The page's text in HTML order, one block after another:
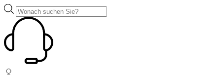
Zum
Inhalt
springen
Products
search